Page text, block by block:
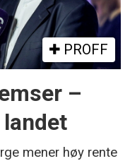
PROFF
–
mener høy rente